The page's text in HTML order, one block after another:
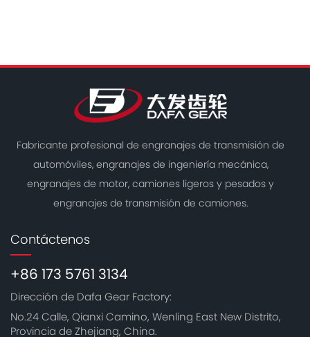
Fabricante profesional de engranajes de transmisión de
automóviles, engranajes de ingeniería mecánica,
engranajes de motor, camiones ligeros y pesados ​​y
engranajes de transmisión de camiones.
Contáctenos
+86 173 5761 3134
Dirección de Dafa Gear Factory:
No.24 Calle, Qianxi Camino, Wenling East New Distrito,
Provincia de Zhejiang, China.